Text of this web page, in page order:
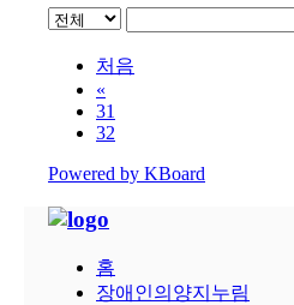
처음
«
31
32
Powered by KBoard
홈
장애인의양지누림